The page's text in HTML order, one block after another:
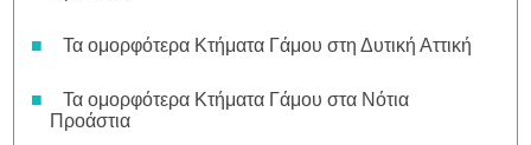
Τα ομορφότερα Κτήματα Γάμου στη Δυτική Αττική
Τα ομορφότερα Κτήματα Γάμου στα Νότια
Προάστια